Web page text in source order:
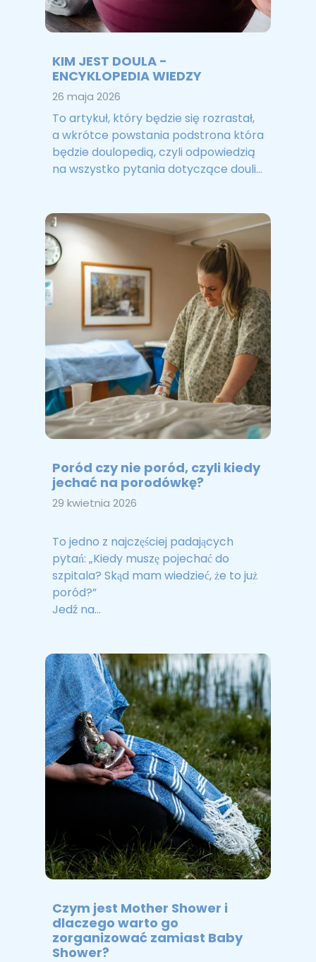
KIM JEST DOULA -
ENCYKLOPEDIA WIEDZY
26 maja 2026
To artykuł, który będzie się rozrastał,
a wkrótce powstania podstrona która
będzie doulopedią, czyli odpowiedzią
na wszystko pytania dotyczące douli...
Poród czy nie poród, czyli kiedy
jechać na porodówkę?
29 kwietnia 2026
To jedno z najczęściej padających
pytań: „Kiedy muszę pojechać do
szpitala? Skąd mam wiedzieć, że to już
poród?”
Jedź na...
Czym jest Mother Shower i
dlaczego warto go
zorganizować zamiast Baby
Shower?